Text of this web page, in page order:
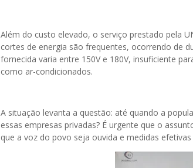
Além do custo elevado, o serviço prestado pela
cortes de energia são frequentes, ocorrendo de
fornecida varia entre 150V e 180V, insuficiente
como ar-condicionados.
A situação levanta a questão: até quando a
essas empresas privadas? É urgente que o
que a voz do povo seja ouvida e medidas